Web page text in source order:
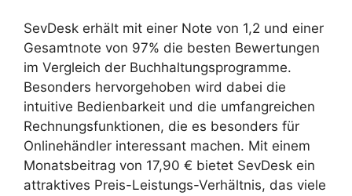
SevDesk erhält mit einer Note von 1,2 und einer
Gesamtnote von 97% die besten Bewertungen
im Vergleich der Buchhaltungsprogramme.
Besonders hervorgehoben wird dabei die
intuitive Bedienbarkeit und die umfangreichen
Rechnungsfunktionen, die es besonders für
Onlinehändler interessant machen. Mit einem
Monatsbeitrag von 17,90 € bietet SevDesk ein
attraktives Preis-Leistungs-Verhältnis, das viele